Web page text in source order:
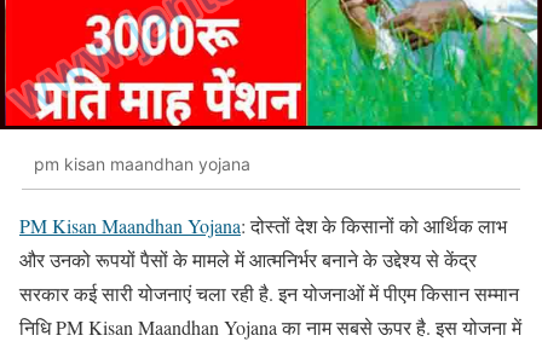
pm kisan maandhan yojana
PM Kisan Maandhan Yojana: दोस्तों देश के किसानों को आर्थिक लाभ
और उनको रूपयों पैसों के मामले में आत्मनिर्भर बनाने के उद्देश्य से केंद्र
सरकार कई सारी योजनाएं चला रही है. इन योजनाओं में पीएम किसान सम्मान
निधि PM Kisan Maandhan Yojana का नाम सबसे ऊपर है. इस योजना में